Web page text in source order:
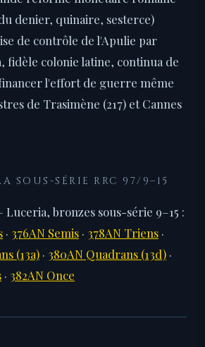
denier, quinaire, sesterce)
de contrôle de l'Apulie par
fidèle colonie latine, continua de
l'effort de guerre même
de Trasimène (217) et Cannes
SOUS-SÉRIE RRC 97/9–15
Luceria, bronzes sous-série 9–15 :
· 376AN Semis · 378AN Triens ·
(13a) · 380AN Quadrans (13d) ·
· 382AN Once